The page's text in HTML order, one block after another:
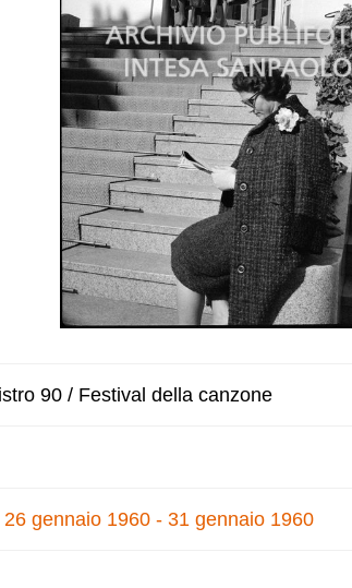
90 / Festival della canzone
gennaio 1960 - 31 gennaio 1960